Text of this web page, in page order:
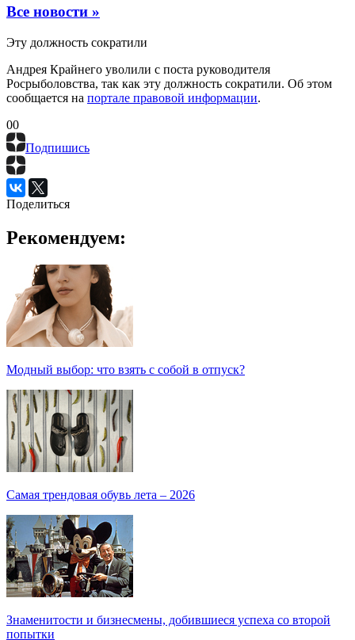
Все новости »
Эту должность сократили
Андрея Крайнего уволили с поста руководителя
Росрыболовства, так как эту должность сократили. Об этом
сообщается на портале правовой информации.
00
Подпишись
Поделиться
Рекомендуем:
Модный выбор: что взять с собой в отпуск?
Самая трендовая обувь лета – 2026
Знаменитости и бизнесмены, добившиеся успеха со второй
попытки